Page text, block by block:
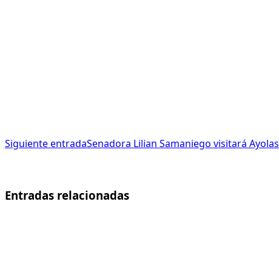
Siguiente entradaSenadora Lilian Samaniego visitará Ayolas
Entradas relacionadas